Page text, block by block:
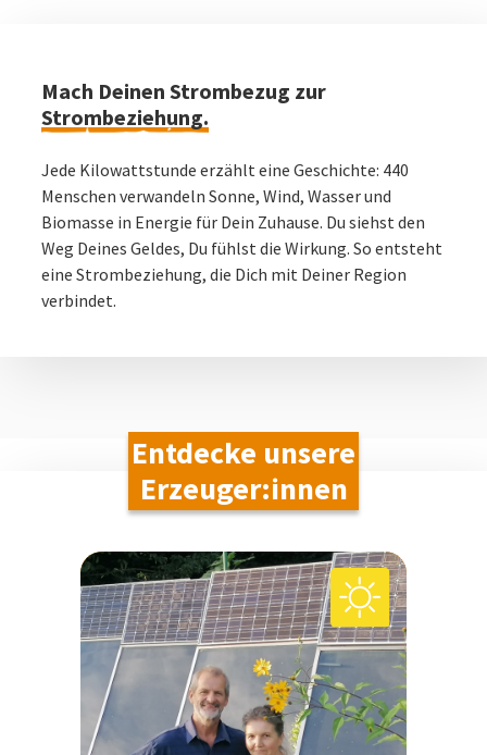
Mach Deinen Strombezug zur
Strombeziehung.
Jede Kilowattstunde erzählt eine Geschichte: 440
Menschen verwandeln Sonne, Wind, Wasser und
Biomasse in Energie für Dein Zuhause. Du siehst den
Weg Deines Geldes, Du fühlst die Wirkung. So entsteht
eine Strombeziehung, die Dich mit Deiner Region
verbindet.
Entdecke unsere
Erzeuger:innen